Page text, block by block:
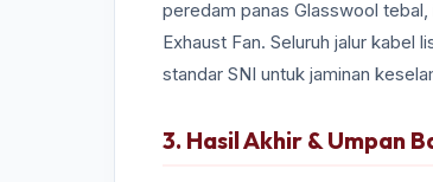
peredam panas Glasswool
Exhaust Fan. Seluruh jalur kabel
standar SNI untuk jaminan
3. Hasil Akhir & Umpan